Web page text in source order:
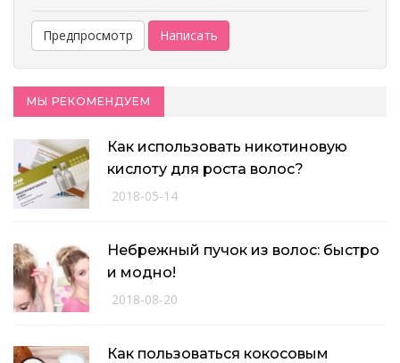
МЫ РЕКОМЕНДУЕМ
Как использовать никотиновую
кислоту для роста волос?
2018-05-14
Небрежный пучок из волос: быстро
и модно!
2018-08-20
Как пользоваться кокосовым